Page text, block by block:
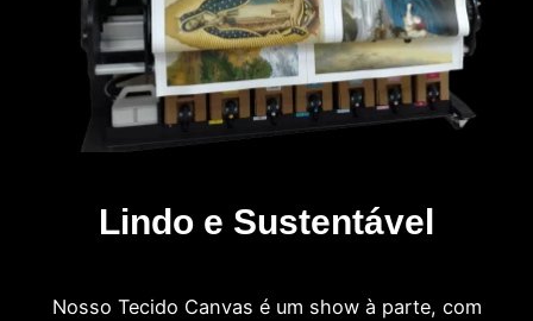
Lindo e Sustentável
Nosso Tecido Canvas é um show à parte, com